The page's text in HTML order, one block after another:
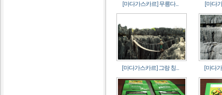
[마다가스카르] 무릉다... [마다
[마다가스카르] 그랑 칭... [마다